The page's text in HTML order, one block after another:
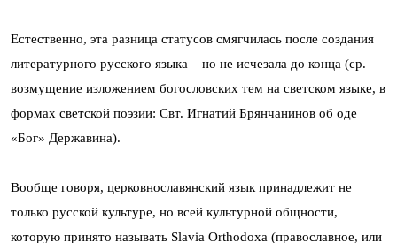
Естественно, эта разница статусов смягчилась после создания
литературного русского языка – но не исчезала до конца (ср.
возмущение изложением богословских тем на светском языке, в
формах светской поэзии: Свт. Игнатий Брянчанинов об оде
«Бог» Державина).
Вообще говоря, церковнославянский язык принадлежит не
только русской культуре, но всей культурной общности,
которую принято называть Slavia Orthodoxa (православное, или